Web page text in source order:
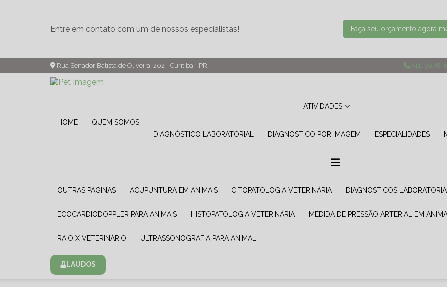
Entre em contato com um de nossos especialistas! Faça seu orçamento agora
Rua Senador Batista de Oliveira, 202 - Curitiba - PR (41) 3076-
HOME QUEM SOMOS
ATIVIDADES
DIAGNÓSTICO LABORATORIAL DIAGNÓSTICO POR IMAGEM ESPECIALIDADES
OUTRAS PAGINAS ACUPUNTURA EM ANIMAIS CITOPATOLOGIA VETERINÁRIA DIAGNÓSTICOS
ECOCARDIODOPPLER PARA ANIMAIS HISTOPATOLOGIA VETERINÁRIA MEDIDA DE PRESSÃO ARTERIAL EM
RAIO X VETERINÁRIO ULTRASSONOGRAFIA PARA ANIMAL
LAUDOS